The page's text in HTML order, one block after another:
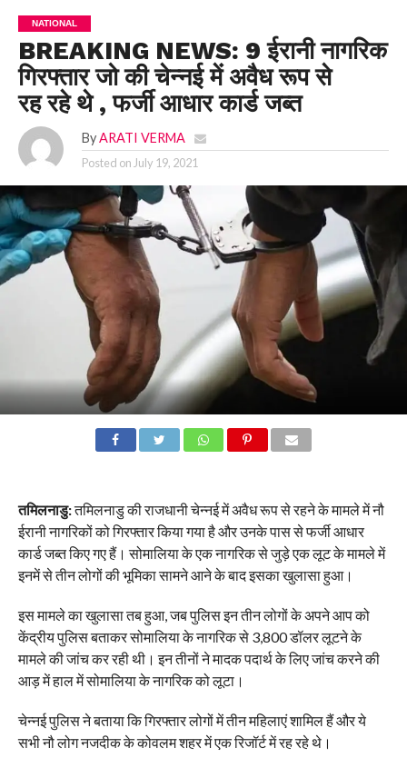
NATIONAL
BREAKING NEWS: 9 ईरानी नागरिक
गिरफ्तार जो की चेन्नई में अवैध रूप से
रह रहे थे , फर्जी आधार कार्ड जब्त
By ARATI VERMA
Posted on July 19, 2021
तमिलनाडु:तमिलनाडु की राजधानी चेन्नई में अवैध रूप से रहने के मामले में नौ
ईरानी नागरिकों को गिरफ्तार किया गया है और उनके पास से फर्जी आधार
कार्ड जब्त किए गए हैं। सोमालिया के एक नागरिक से जुड़े एक लूट के मामले में
इनमें से तीन लोगों की भूमिका सामने आने के बाद इसका खुलासा हुआ।
इस मामले का खुलासा तब हुआ, जब पुलिस इन तीन लोगों के अपने आप को
केंद्रीय पुलिस बताकर सोमालिया के नागरिक से 3,800 डॉलर लूटने के
मामले की जांच कर रही थी। इन तीनों ने मादक पदार्थ के लिए जांच करने की
आड़ में हाल में सोमालिया के नागरिक को लूटा।
चेन्नई पुलिस ने बताया कि गिरफ्तार लोगों में तीन महिलाएं शामिल हैं और ये
सभी नौ लोग नजदीक के कोवलम शहर में एक रिजॉर्ट में रह रहे थे।